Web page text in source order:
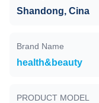
Shandong, Cina
Brand Name
health&beauty
PRODUCT MODEL